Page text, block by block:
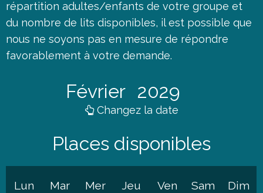
répartition adultes/enfants de votre groupe et
du nombre de lits disponibles, il est possible que
nous ne soyons pas en mesure de répondre
favorablement à votre demande.
Février 2029
Changez la date
Places disponibles
Lun Mar Mer Jeu Ven Sam Dim